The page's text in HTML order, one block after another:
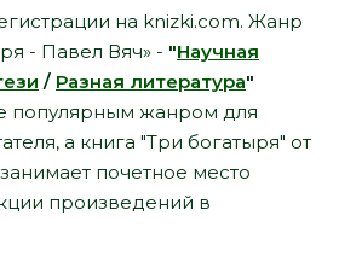
на knizki.com. Жанр
- Павел Вяч» - "Научная
/ Разная литература"
популярным жанром для
а книга "Три богатыря" от
почетное место
произведений в